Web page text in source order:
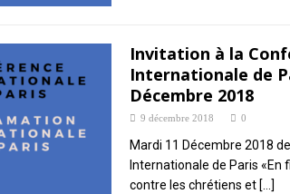
Invitation à la
Internationale de
Décembre 2018
9 décembre 2018 0
Mardi 11 Décembre 2018
Internationale de Paris «En
contre les chrétiens et […]